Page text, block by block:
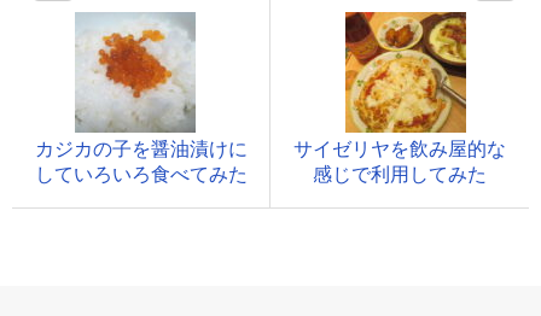
カジカの子を醤油漬けに
していろいろ食べてみた
サイゼリヤを飲み屋的な
感じで利用してみた